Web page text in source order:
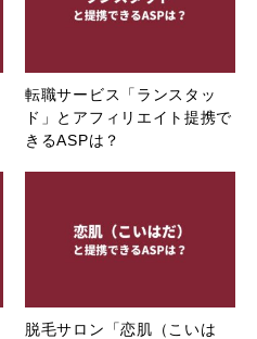
転職サービス「ランスタッ
ド」とアフィリエイト提携で
きるASPは？
脱毛サロン「恋肌（こいは